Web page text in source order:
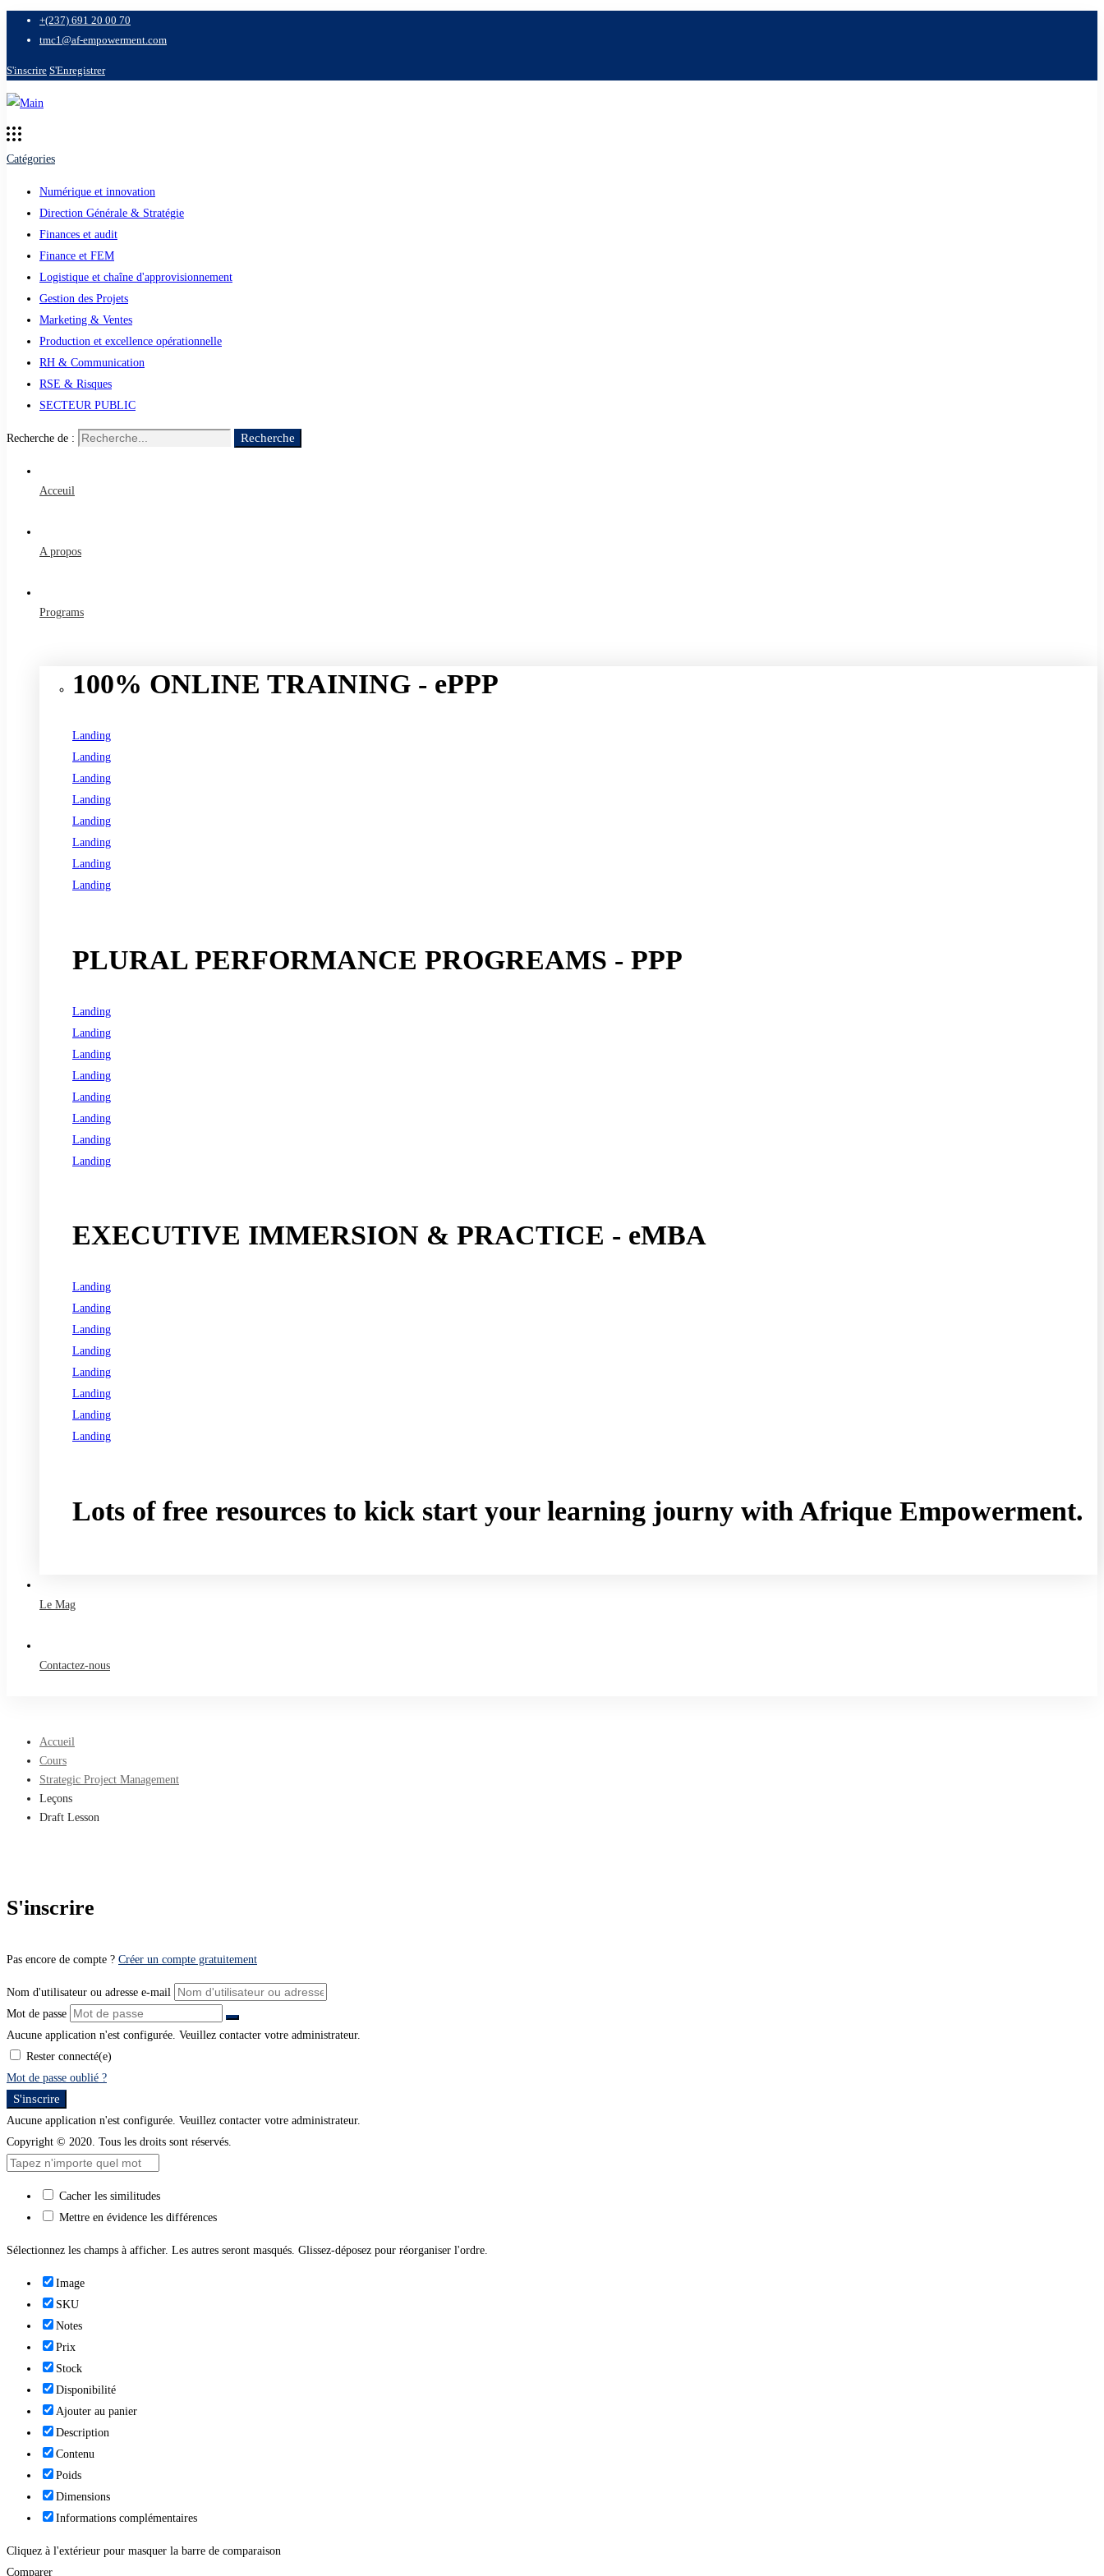
+(237) 691 20 00 70
tmc1@af-empowerment.com
S'inscrire S'Enregistrer
Catégories
Numérique et innovation
Direction Générale & Stratégie
Finances et audit
Finance et FEM
Logistique et chaîne d'approvisionnement
Gestion des Projets
Marketing & Ventes
Production et excellence opérationnelle
RH & Communication
RSE & Risques
SECTEUR PUBLIC
Recherche de : Recherche
Acceuil
A propos
Programs
100% ONLINE TRAINING - ePPP
Landing
Landing
Landing
Landing
Landing
Landing
Landing
Landing
PLURAL PERFORMANCE PROGREAMS - PPP
Landing
Landing
Landing
Landing
Landing
Landing
Landing
Landing
EXECUTIVE IMMERSION & PRACTICE - eMBA
Landing
Landing
Landing
Landing
Landing
Landing
Landing
Landing
Lots of free resources to kick start your learning journy with Afrique Empowerment.
Le Mag
Contactez-nous
Accueil
Cours
Strategic Project Management
Leçons
Draft Lesson
S'inscrire
Pas encore de compte ? Créer un compte gratuitement
Nom d'utilisateur ou adresse e-mail
Mot de passe
Aucune application n'est configurée. Veuillez contacter votre administrateur.
Rester connecté(e)
Mot de passe oublié ?
S'inscrire
Aucune application n'est configurée. Veuillez contacter votre administrateur.
Copyright © 2020. Tous les droits sont réservés.
Cacher les similitudes
Mettre en évidence les différences
Sélectionnez les champs à afficher. Les autres seront masqués. Glissez-déposez pour réorganiser l'ordre.
Image
SKU
Notes
Prix
Stock
Disponibilité
Ajouter au panier
Description
Contenu
Poids
Dimensions
Informations complémentaires
Cliquez à l'extérieur pour masquer la barre de comparaison
Comparer